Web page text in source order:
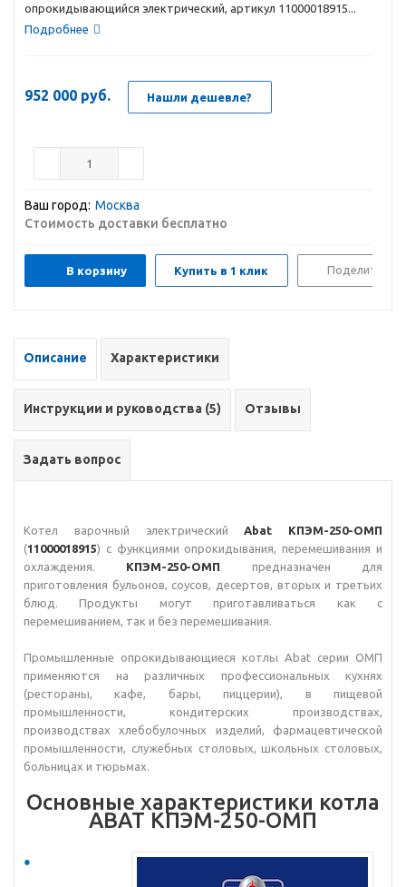
опрокидывающийся электрический, артикул 11000018915...
Подробнее
952 000 руб. Нашли дешевле?
Ваш город: Москва
Стоимость доставки бесплатно
В корзину Купить в 1 клик Поделиться
Описание Характеристики
Инструкции и руководства (5) Отзывы
Задать вопрос
Котел варочный электрический Abat КПЭМ-250-ОМП
(11000018915) с функциями опрокидывания, перемешивания и
охлаждения. КПЭМ-250-ОМП предназначен для
приготовления бульонов, соусов, десертов, вторых и третьих
блюд. Продукты могут приготавливаться как с
перемешиванием, так и без перемешивания.
Промышленные опрокидывающиеся котлы Abat серии ОМП
применяются на различных профессиональных кухнях
(рестораны, кафе, бары, пиццерии), в пищевой
промышленности, кондитерских производствах,
производствах хлебобулочных изделий, фармацевтической
промышленности, служебных столовых, школьных столовых,
больницах и тюрьмах.
Основные характеристики котла
ABAT КПЭМ-250-ОМП